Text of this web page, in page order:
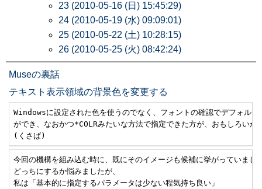
23 (2010-05-16 (日) 15:45:29)
24 (2010-05-19 (水) 09:09:01)
25 (2010-05-22 (土) 10:28:15)
26 (2010-05-25 (火) 08:42:24)
Museの裏話
テキスト表示領域の背景色を変更する
Windowsに設定された色を使うのでなく、フォントの確認でデフォルト
ができ、なおかつ*COLRみたいな方法で指定できた方が、おもしろいか
(くさば)
今回の機構を組み込む時に、既にそのイメージも候補に挙がっていまし
どっちにするか悩みましたが、
私は「基本的に指定するパラメータは少ない程気持ち良い」